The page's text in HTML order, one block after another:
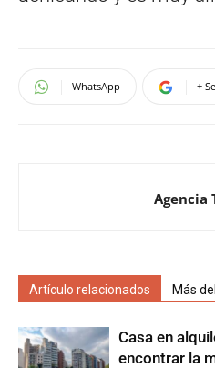
WhatsApp +
Agencia
Artículo relacionados Más
Casa en
encontrar la